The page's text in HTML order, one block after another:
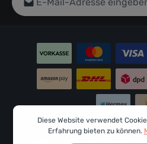
einverstanden.
Um weiterzugehen, geben Sie die
Zeichen ein*
Diese Website verwendet
Erfahrung bieten zu können.